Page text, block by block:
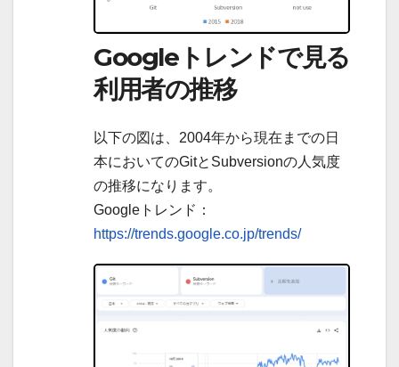
Googleトレンドで見る
利用者の推移
以下の図は、2004年から現在までの日
本においてのGitとSubversionの人気度
の推移になります。
Googleトレンド：
https://trends.google.co.jp/trends/